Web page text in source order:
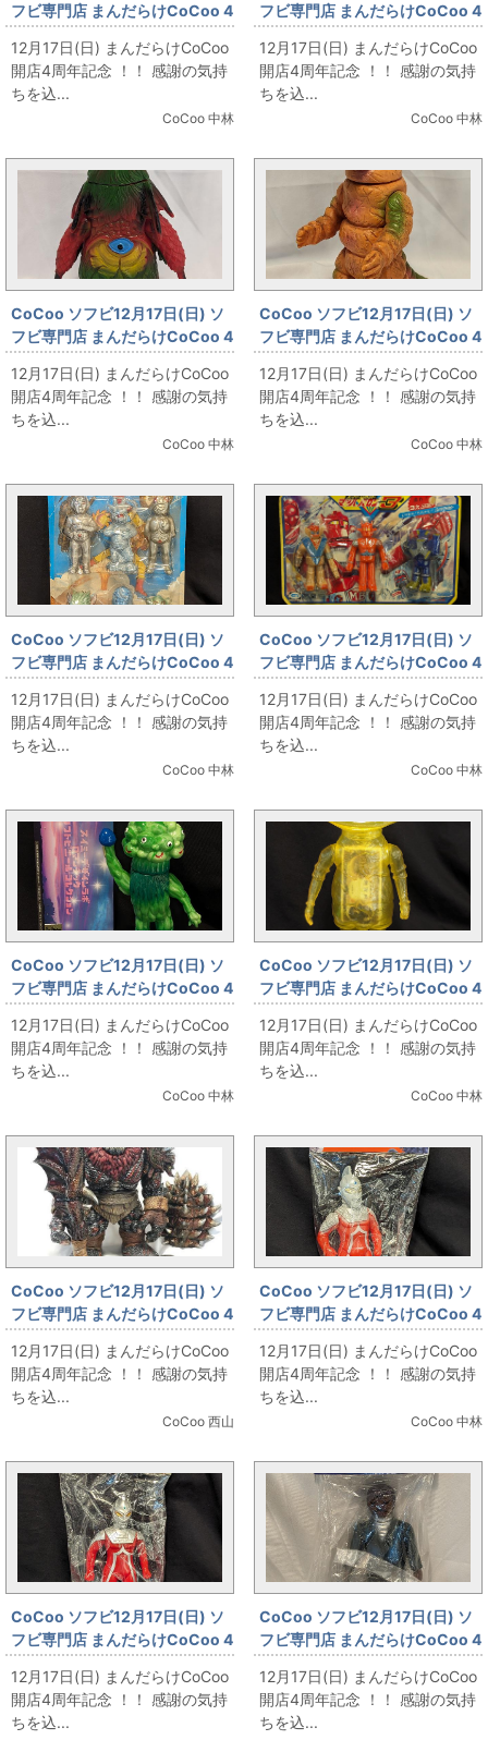
フビ専門店 まんだらけCoCoo 4
周年記念 「ベアモデル オール怪
獣コレクション バクタリ」
12月17日(日) まんだらけCoCoo
開店4周年記念 ！！ 感謝の気持
ちを込...
CoCoo 中林
フビ専門店 まんだらけCoCoo 4
周年記念 「マーミット 怪獣天国
ゴーロン星人1期(ブラウン成
型)」
12月17日(日) まんだらけCoCoo
開店4周年記念 ！！ 感謝の気持
ちを込...
CoCoo 中林
CoCoo ソフビ12月17日(日) ソ
フビ専門店 まんだらけCoCoo 4
周年記念 「円谷エンタープライ
ズ スタンダードサイズ ビッグア
イ 赤色成型」
12月17日(日) まんだらけCoCoo
開店4周年記念 ！！ 感謝の気持
ちを込...
CoCoo 中林
CoCoo ソフビ12月17日(日) ソ
フビ専門店 まんだらけCoCoo 4
周年記念 「ブルマァク デットン
スタンダードサイズ 橙成型」
12月17日(日) まんだらけCoCoo
開店4周年記念 ！！ 感謝の気持
ちを込...
CoCoo 中林
CoCoo ソフビ12月17日(日) ソ
フビ専門店 まんだらけCoCoo 4
周年記念 「無版権 チビッコ怪獣
大戦争」
12月17日(日) まんだらけCoCoo
開店4周年記念 ！！ 感謝の気持
ちを込...
CoCoo 中林
CoCoo ソフビ12月17日(日) ソ
フビ専門店 まんだらけCoCoo 4
周年記念 「ブルマァク マッハバ
ロンスーパー3」
12月17日(日) まんだらけCoCoo
開店4周年記念 ！！ 感謝の気持
ちを込...
CoCoo 中林
CoCoo ソフビ12月17日(日) ソ
フビ専門店 まんだらけCoCoo 4
周年記念 「SwimmyDesignLab
ロマンティック ソフトビニール
コレクション マタンゴ 5期」
12月17日(日) まんだらけCoCoo
開店4周年記念 ！！ 感謝の気持
ちを込...
CoCoo 中林
CoCoo ソフビ12月17日(日) ソ
フビ専門店 まんだらけCoCoo 4
周年記念 「ノスタルジックヒー
ローズ ウルトラ怪獣シリーズ カ
ネゴン/クリアイエロー」
12月17日(日) まんだらけCoCoo
開店4周年記念 ！！ 感謝の気持
ちを込...
CoCoo 中林
CoCoo ソフビ12月17日(日) ソ
フビ専門店 まんだらけCoCoo 4
周年記念 「INSTINCTOY KAIJU
KILLER」
12月17日(日) まんだらけCoCoo
開店4周年記念 ！！ 感謝の気持
ちを込...
CoCoo 西山
CoCoo ソフビ12月17日(日) ソ
フビ専門店 まんだらけCoCoo 4
周年記念 「ベアモデル オール怪
獣コレクション ウルトラセブン
&ミニステーションホーク」
12月17日(日) まんだらけCoCoo
開店4周年記念 ！！ 感謝の気持
ちを込...
CoCoo 中林
CoCoo ソフビ12月17日(日) ソ
フビ専門店 まんだらけCoCoo 4
周年記念 「やまなや 銀河連邦 ウ
ルトラセブン 60'S/VER2.5/SP
版」
12月17日(日) まんだらけCoCoo
開店4周年記念 ！！ 感謝の気持
ちを込...
CoCoo ソフビ12月17日(日) ソ
フビ専門店 まんだらけCoCoo 4
周年記念 「マーミット 世紀の大
怪獣シリーズ メイツ星人 ミニム
ルチ付」
12月17日(日) まんだらけCoCoo
開店4周年記念 ！！ 感謝の気持
ちを込...